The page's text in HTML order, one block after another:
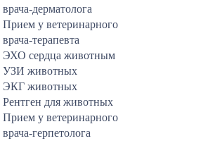
врача-дерматолога
Прием у ветеринарного
врача-терапевта
ЭХО сердца животным
УЗИ животных
ЭКГ животных
Рентген для животных
Прием у ветеринарного
врача-герпетолога